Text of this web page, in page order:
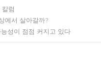
칼럼
에서 살아갈까?
성이 점점 커지고 있다